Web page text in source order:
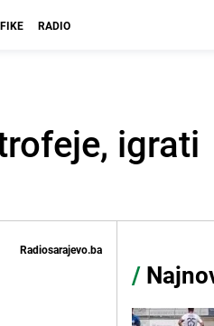
RADIO
igrati
Radiosarajevo.ba
/